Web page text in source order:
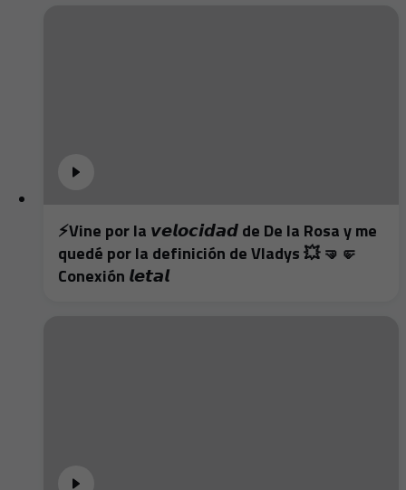
⚡️Vine por la 𝙫𝙚𝙡𝙤𝙘𝙞𝙙𝙖𝙙 de De la Rosa y me
quedé por la definición de Vladys 💥 🤜🤛
Conexión 𝙡𝙚𝙩𝙖𝙡